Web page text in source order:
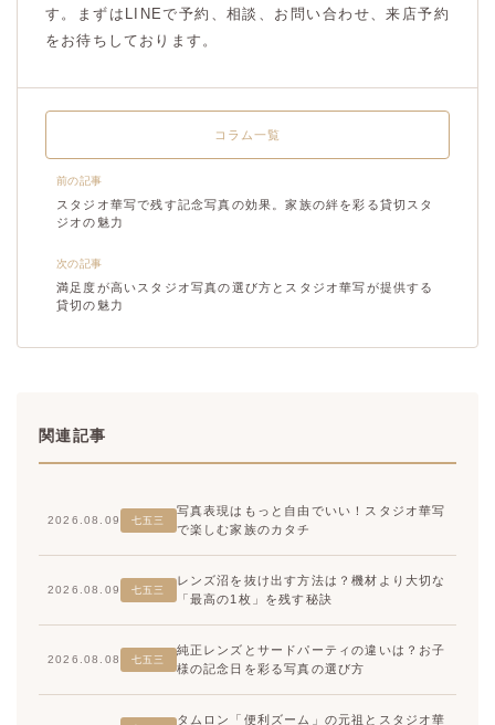
す。まずはLINEで予約、相談、お問い合わせ、来店予約
をお待ちしております。
前の記事
スタジオ華写で残す記念写真の効果。家族の絆を彩る貸切スタ
ジオの魅力
コラム一覧
次の記事
満足度が高いスタジオ写真の選び方とスタジオ華写が提供する
貸切の魅力
関連記事
2026.08.09 七五三
写真表現はもっと自由でいい！スタジオ華写
で楽しむ家族のカタチ
2026.08.09 七五三
レンズ沼を抜け出す方法は？機材より大切な
「最高の1枚」を残す秘訣
2026.08.08 七五三
純正レンズとサードパーティの違いは？お子
様の記念日を彩る写真の選び方
タムロン「便利ズーム」の元祖とスタジオ華